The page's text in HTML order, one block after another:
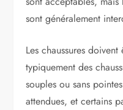
sont généralement
Les chaussures
typiquement des
souples ou sans
attendues, et certains